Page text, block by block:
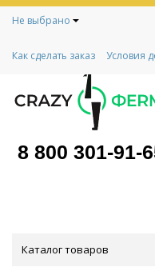
Не выбрано
Как сделать заказ Условия
Контакты
Социальный контракт
8 800 301-91-
Каталог товаров